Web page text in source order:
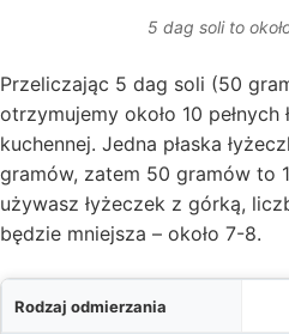
5 dag soli to
Przeliczając 5 dag soli (50
otrzymujemy około 10
kuchennej. Jedna płaska
gramów, zatem 50 gramów to
używasz łyżeczek z górką,
będzie mniejsza – około 7-8.